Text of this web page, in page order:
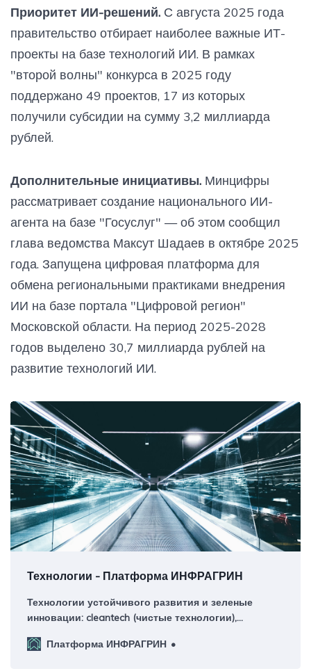
Приоритет ИИ-решений. С августа 2025 года
правительство отбирает наиболее важные ИТ-
проекты на базе технологий ИИ. В рамках
"второй волны" конкурса в 2025 году
поддержано 49 проектов, 17 из которых
получили субсидии на сумму 3,2 миллиарда
рублей.
Дополнительные инициативы. Минцифры
рассматривает создание национального ИИ-
агента на базе "Госуслуг" — об этом сообщил
глава ведомства Максут Шадаев в октябре 2025
года. Запущена цифровая платформа для
обмена региональными практиками внедрения
ИИ на базе портала "Цифровой регион"
Московской области. На период 2025-2028
годов выделено 30,7 миллиарда рублей на
развитие технологий ИИ.
Технологии - Платформа ИНФРАГРИН
Технологии устойчивого развития и зеленые
инновации: cleantech (чистые технологии),
цифровая трансформация и экология, интернет
Платформа ИНФРАГРИН